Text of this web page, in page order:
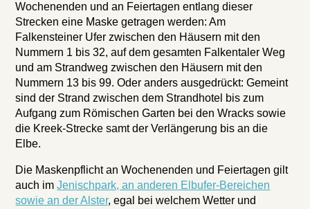
Wochenenden und an Feiertagen entlang dieser
Strecken eine Maske getragen werden: Am
Falkensteiner Ufer zwischen den Häusern mit den
Nummern 1 bis 32, auf dem gesamten Falkentaler Weg
und am Strandweg zwischen den Häusern mit den
Nummern 13 bis 99. Oder anders ausgedrückt: Gemeint
sind der Strand zwischen dem Strandhotel bis zum
Aufgang zum Römischen Garten bei den Wracks sowie
die Kreek-Strecke samt der Verlängerung bis an die
Elbe.
Die Maskenpflicht an Wochenenden und Feiertagen gilt
auch imJenischpark, an anderen Elbufer-Bereichen
sowie an der Alster, egal bei welchem Wetter und